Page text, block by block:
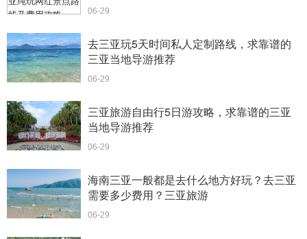
06-29
去三亚玩5天时间私人定制路线，求靠谱的
三亚当地导游推荐
06-29
三亚旅游自由行5日游攻略，求靠谱的三亚
当地导游推荐
06-29
海南三亚一般都是去什么地方好玩？去三亚
需要多少费用？三亚旅游
06-29